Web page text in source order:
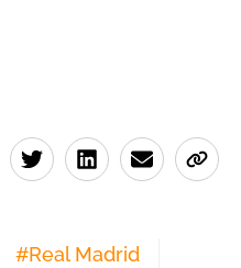
#Real Madrid